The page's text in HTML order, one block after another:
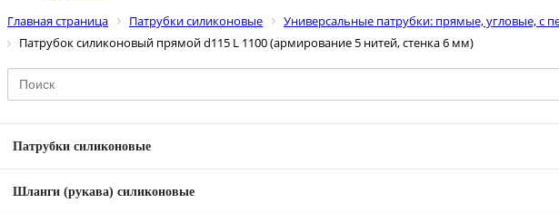
Главная страница Патрубки силиконовые Универсальные патрубки: прямые, угловые, с
Патрубок силиконовый прямой d115 L 1100 (армирование 5 нитей, стенка 6 мм)
Патрубки силиконовые
Шланги (рукава) силиконовые